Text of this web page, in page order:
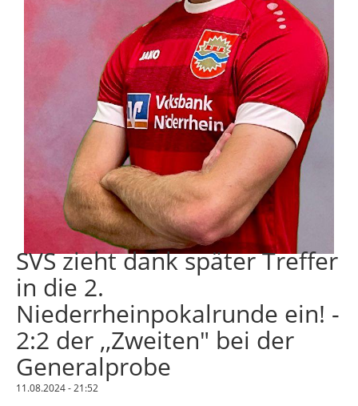
SVS zieht dank später Treffer
in die 2.
Niederrheinpokalrunde ein! -
2:2 der ,,Zweiten" bei der
Generalprobe
11.08.2024 - 21:52